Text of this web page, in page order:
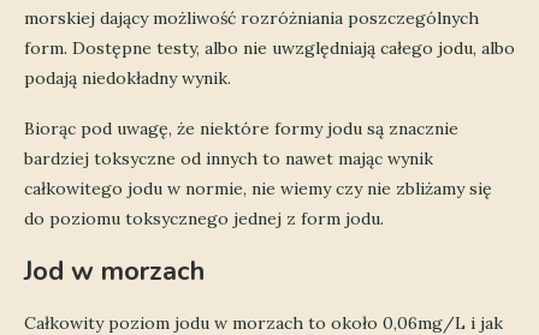
morskiej dający możliwość rozróżniania poszczególnych
form. Dostępne testy, albo nie uwzględniają całego jodu, albo
podają niedokładny wynik.
Biorąc pod uwagę, że niektóre formy jodu są znacznie
bardziej toksyczne od innych to nawet mając wynik
całkowitego jodu w normie, nie wiemy czy nie zbliżamy się
do poziomu toksycznego jednej z form jodu.
Jod w morzach
Całkowity poziom jodu w morzach to około 0,06mg/L i jak